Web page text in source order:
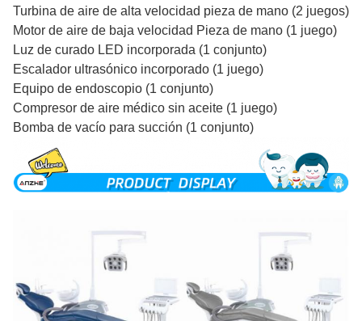
Turbina de aire de alta velocidad pieza de mano (2 juegos)
Motor de aire de baja velocidad Pieza de mano (1 juego)
Luz de curado LED incorporada (1 conjunto)
Escalador ultrasónico incorporado (1 juego)
Equipo de endoscopio (1 conjunto)
Compresor de aire médico sin aceite (1 juego)
Bomba de vacío para succión (1 conjunto)